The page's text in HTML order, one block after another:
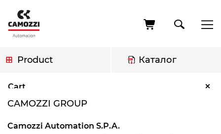
main
content
Product Каталог
Cart ×
CAMOZZI GROUP
Camozzi Automation S.P.A.